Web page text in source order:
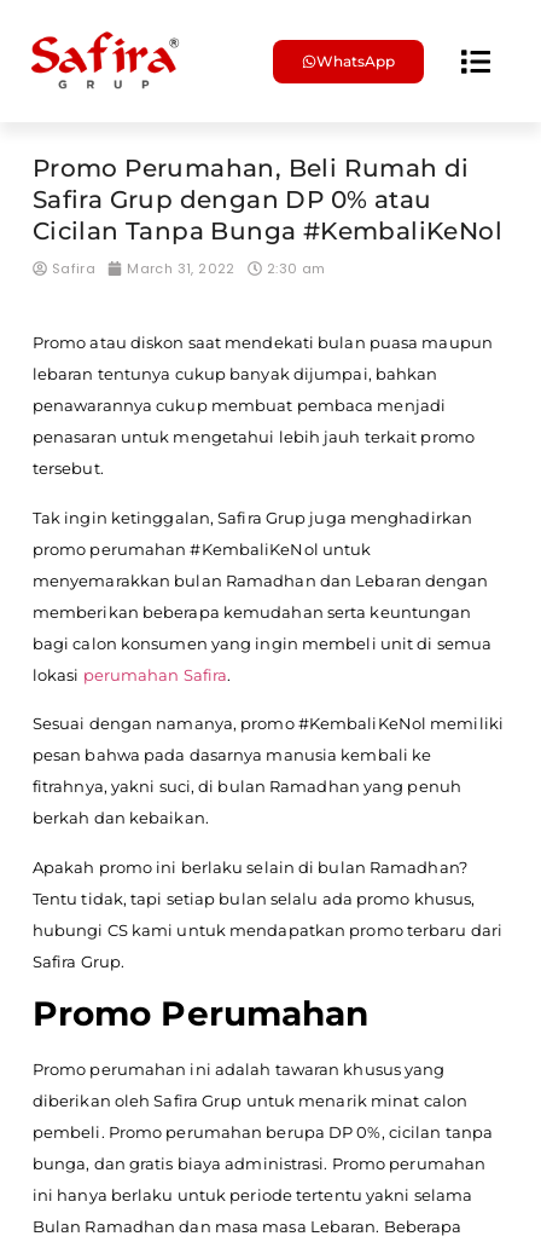
WhatsApp
Promo Perumahan, Beli Rumah di
Safira Grup dengan DP 0% atau
Cicilan Tanpa Bunga #KembaliKeNol
Safira March 31, 2022 2:30 am
Promo atau diskon saat mendekati bulan puasa maupun
lebaran tentunya cukup banyak dijumpai, bahkan
penawarannya cukup membuat pembaca menjadi
penasaran untuk mengetahui lebih jauh terkait promo
tersebut.
Tak ingin ketinggalan, Safira Grup juga menghadirkan
promo perumahan #KembaliKeNol untuk
menyemarakkan bulan Ramadhan dan Lebaran dengan
memberikan beberapa kemudahan serta keuntungan
bagi calon konsumen yang ingin membeli unit di semua
lokasi perumahan Safira.
Sesuai dengan namanya, promo #KembaliKeNol memiliki
pesan bahwa pada dasarnya manusia kembali ke
fitrahnya, yakni suci, di bulan Ramadhan yang penuh
berkah dan kebaikan.
Apakah promo ini berlaku selain di bulan Ramadhan?
Tentu tidak, tapi setiap bulan selalu ada promo khusus,
hubungi CS kami untuk mendapatkan promo terbaru dari
Safira Grup.
Promo Perumahan
Promo perumahan ini adalah tawaran khusus yang
diberikan oleh Safira Grup untuk menarik minat calon
pembeli. Promo perumahan berupa DP 0%, cicilan tanpa
bunga, dan gratis biaya administrasi. Promo perumahan
ini hanya berlaku untuk periode tertentu yakni selama
Bulan Ramadhan dan masa masa Lebaran. Beberapa